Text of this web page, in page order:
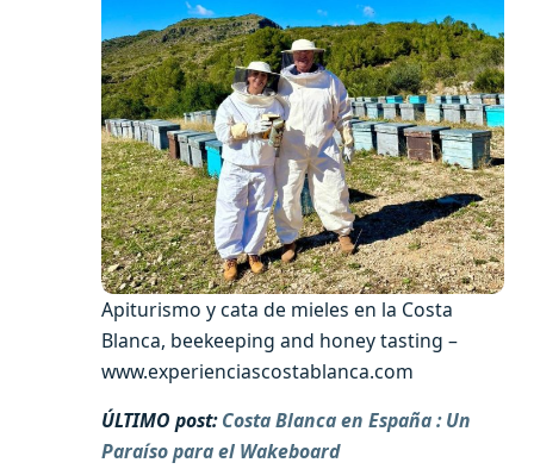
Apiturismo y cata de mieles en la Costa
Blanca, beekeeping and honey tasting –
www.experienciascostablanca.com
ÚLTIMO post:Costa Blanca en España : Un
Paraíso para el Wakeboard